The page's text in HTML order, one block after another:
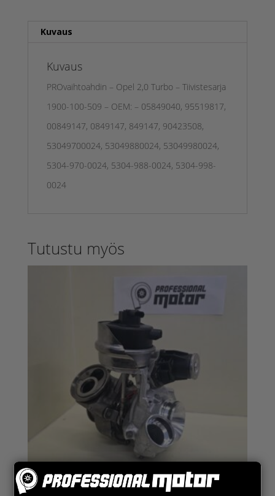
Kuvaus
Kuvaus
PROvaihtoahdin – Opel 2,0 Turbo – Tiivistesarja
1900-100-509 – OEM: – 05849040, 95519817,
00849147, 0849147, 849147, 90423508,
53049700024, 53049880024, 53049980024,
5304-970-0024, 5304-988-0024, 5304-998-
0024
Tutustu myös